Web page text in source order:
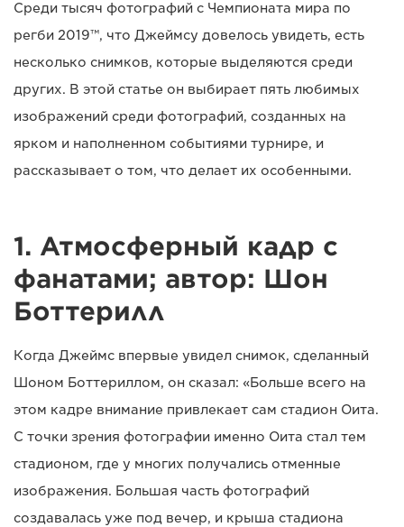
Среди тысяч фотографий с Чемпионата мира по
регби 2019™, что Джеймсу довелось увидеть, есть
несколько снимков, которые выделяются среди
других. В этой статье он выбирает пять любимых
изображений среди фотографий, созданных на
ярком и наполненном событиями турнире, и
рассказывает о том, что делает их особенными.
1. Атмосферный кадр с
фанатами; автор: Шон
Боттерилл
Когда Джеймс впервые увидел снимок, сделанный
Шоном Боттериллом, он сказал: «Больше всего на
этом кадре внимание привлекает сам стадион Оита.
С точки зрения фотографии именно Оита стал тем
стадионом, где у многих получались отменные
изображения. Большая часть фотографий
создавалась уже под вечер, и крыша стадиона